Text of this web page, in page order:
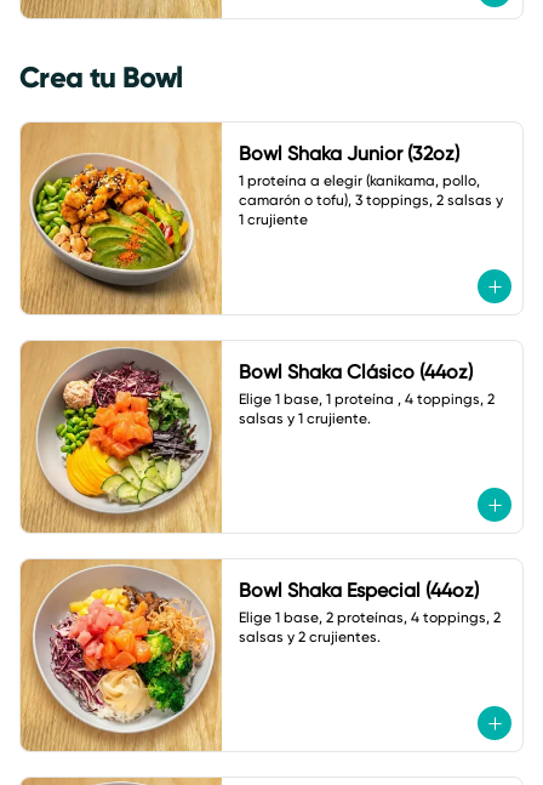
Crea tu Bowl
Bowl Shaka Junior (32oz)
1 proteína a elegir (kanikama, pollo,
camarón o tofu), 3 toppings, 2 salsas y
1 crujiente
Bowl Shaka Clásico (44oz)
Elige 1 base, 1 proteína , 4 toppings, 2
salsas y 1 crujiente.
Bowl Shaka Especial (44oz)
Elige 1 base, 2 proteínas, 4 toppings, 2
salsas y 2 crujientes.